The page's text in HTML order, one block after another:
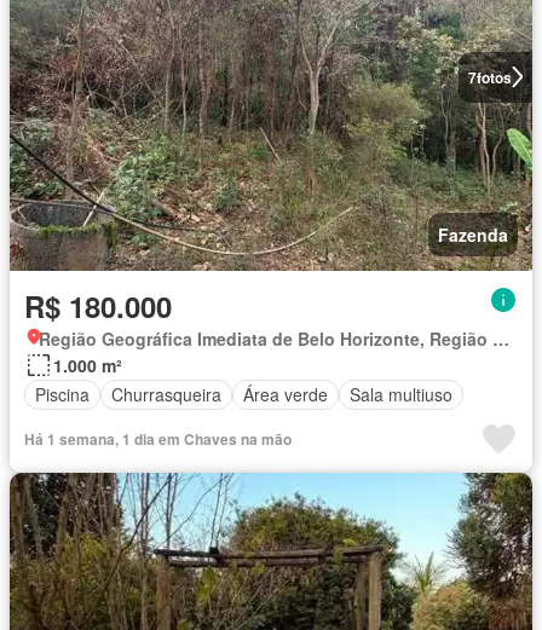
7fotos
Fazenda
R$ 180.000
Região Geográfica Imediata de Belo Horizonte, Região Metropolitana de Belo Horizonte
1.000 m²
Piscina
Churrasqueira Área verde Sala multiuso
Há 1 semana, 1 dia em Chaves na mão